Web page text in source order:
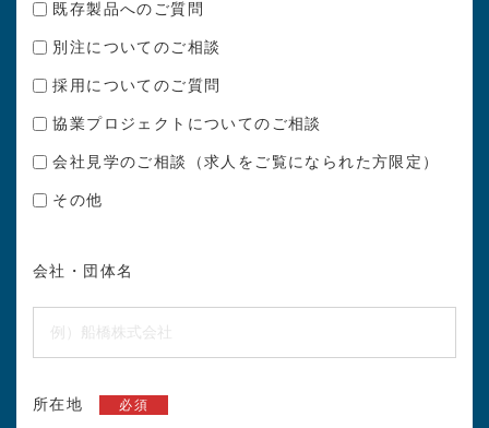
既存製品へのご質問
別注についてのご相談
採用についてのご質問
協業プロジェクトについてのご相談
会社見学のご相談（求人をご覧になられた方限定）
その他
会社・団体名
所在地 必須